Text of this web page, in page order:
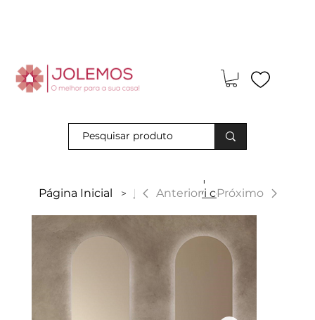
Página Inicial > Espelho Revi com LED
Anterior Próximo